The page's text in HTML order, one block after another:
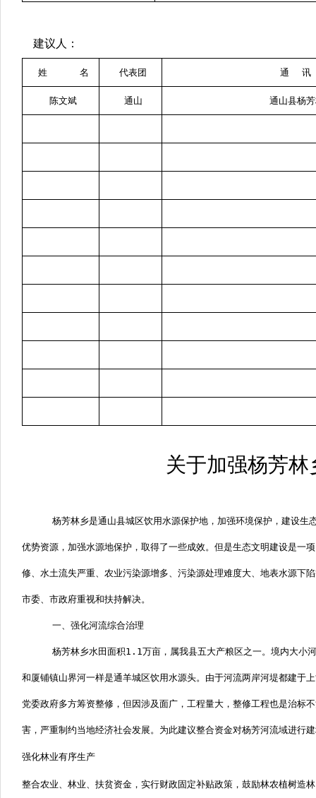
建议人：
姓 名 代表团 通
陈文斌 通山 通山县杨
关于加强杨芳
杨芳林乡是通山县城区饮用水源保护地，加强环境保护，建设
优势资源，加强水源地保护，取得了一些成效。但是生态文明建设是一
修、水土流失严重、农业污染源增多、污染源处理难度大、地表水源下
市委、市政府重视和扶持解决。
一、强化河流综合治理
杨芳林乡水田面积1.1万亩，属我县五大产粮区之一。境内大小
和厦铺镇山界河一样是通羊城区饮用水源头。由于河流两岸河堤都建于
党委政府多方筹资整修，但因涉及面广，工程量大，整修工程也是治标
害，严重制约当地经济社会发展。为此建议整合资金对杨芳河流域进行
强化林业有序生产
整合农业、林业、扶贫资金，实行财政固定补贴政策，鼓励林农植树造